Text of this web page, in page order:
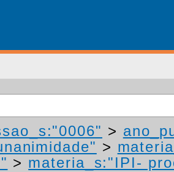
>
>
> materia_s:"IPI-